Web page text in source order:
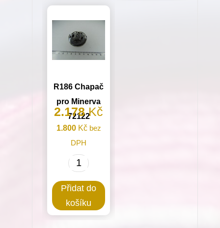
Juki
množství
R186 Chapač
pro Minerva
72122
2.178Kč
1.800 Kčbez
DPH
R186
pro
Minerva
Přidat do
košíku